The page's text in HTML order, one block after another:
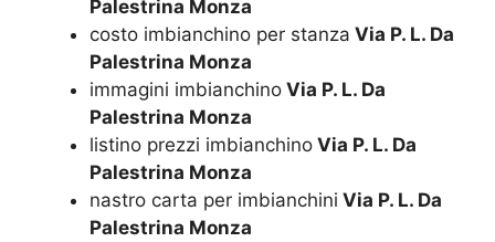
Palestrina Monza
costo imbianchino per stanza Via P. L. Da
Palestrina Monza
immagini imbianchino Via P. L. Da
Palestrina Monza
listino prezzi imbianchino Via P. L. Da
Palestrina Monza
nastro carta per imbianchini Via P. L. Da
Palestrina Monza